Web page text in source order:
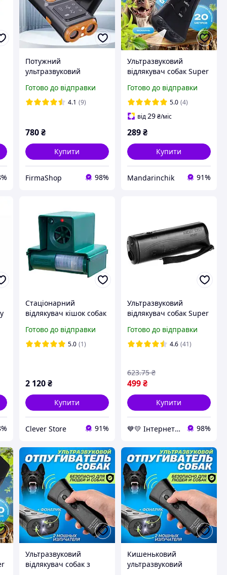
Потужний
ультразвуковий
собак P7 з вбудованим
акумулятором
Готово до відправки
4.1 (9)
780 ₴
Купити
FirmaShop 98%
Ультразвуковий
відлякувач собак Super
ліхтариком, пристрій
для відлякування собак
0744
Готово до відправки
5.0 (4)
від 29₴/міс
289₴
Купити
Mandarinchik 91%
Стаціонарний
відлякувач кішок собак
вулиці з датчиком руху
LS-987S
Готово до відправки
5.0 (1)
2 120 ₴
Купити
Clever Store 91%
Ультразвуковий
відлякувач собак Super
Чорний, прилад для
відлякування собак
Готово до відправки
4.6 (41)
499₴
623.75 ₴
Купити
💙💛 Інтернет-магазин Non-Stop 🎁% 🚚 ⤵ 98%
Ультразвуковий
відлякувач собак з
Кишеньковий
ультразвуковий